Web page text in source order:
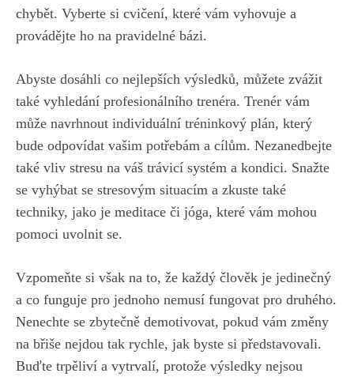
chybět. Vyberte si cvičení, které vám vyhovuje a
provádějte ho na ‍pravidelné bázi.
Abyste dosáhli co‍ nejlepších výsledků,‍ můžete zvážit
také vyhledání profesionálního trenéra. Trenér vám‌
může navrhnout individuální tréninkový plán, který
bude odpovídat vašim potřebám a cílům. Nezanedbejte
také vliv stresu na váš‍ trávicí ​systém a kondici. ⁣Snažte⁤
se vyhýbat se stresovým situacím a zkuste také
techniky, jako je meditace či jóga, které ​vám mohou
pomoci‍ uvolnit se.
Vzpomeňte si však na to, že každý člověk je jedinečný
a co funguje pro jednoho nemusí fungovat pro druhého.
Nenechte se zbytečně demotivovat, pokud vám změny
na břiše nejdou tak rychle, jak byste si představovali.
Buďte ⁣trpěliví a vytrvalí, protože výsledky nejsou